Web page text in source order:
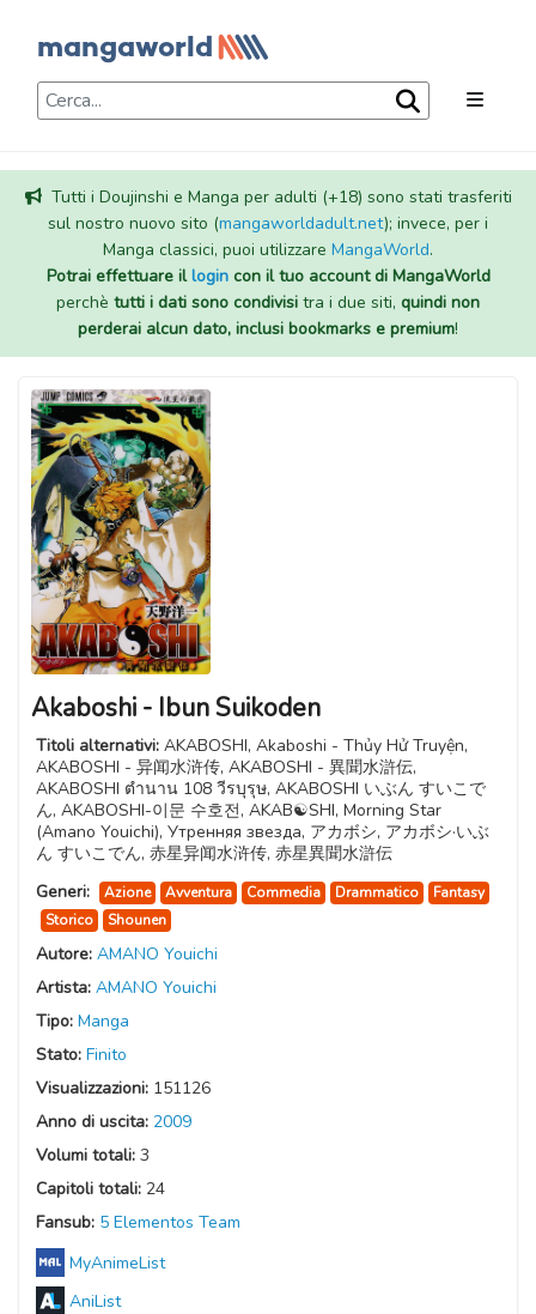
Tutti i Doujinshi e Manga per adulti (+18) sono stati trasferiti
sul nostro nuovo sito (mangaworldadult.net); invece, per i
Manga classici, puoi utilizzare MangaWorld.
Potrai effettuare illogincon il tuo account di MangaWorld
perchè tutti i dati sono condivisi tra i due siti, quindi non
perderai alcun dato, inclusi bookmarks e premium!
Akaboshi - Ibun Suikoden
Titoli alternativi: AKABOSHI, Akaboshi - Thủy Hử Truyện,
AKABOSHI - 异闻水浒传, AKABOSHI - 異聞水滸伝,
AKABOSHI ตำนาน 108 วีรบุรุษ, AKABOSHI いぶん すいこで
ん, AKABOSHI-이문 수호전, AKAB☯SHI, Morning Star
(Amano Youichi), Утренняя звезда, アカボシ, アカボシ·いぶ
ん すいこでん, 赤星异闻水浒传, 赤星異聞水滸伝
Generi:
Azione Avventura Commedia Drammatico
Fantasy
Storico
Shounen
Autore: AMANO Youichi
Artista: AMANO Youichi
Tipo: Manga
Stato: Finito
Visualizzazioni: 151126
Anno di uscita: 2009
Volumi totali: 3
Capitoli totali: 24
Fansub: 5 Elementos Team
MyAnimeList
AniList